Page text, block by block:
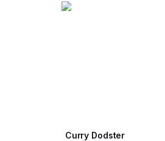
Curry Dodster